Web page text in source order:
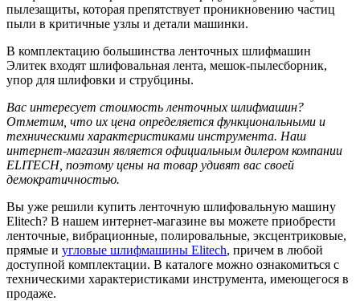
пылезащиты, которая препятствует проникновению частиц
пыли в критичные узлы и детали машинки.
В комплектацию большинства ленточных шлифмашин
Элитек входят шлифовальная лента, мешок-пылесборник,
упор для шлифовки и струбцины.
Вас интересует стоимость ленточных шлифмашин?
Отметим, что их цена определяется функциональными и
техническими характеристиками инструмента. Наш
интернет-магазин является официальным дилером компании
ELITECH, поэтому цены на товар удивят вас своей
демократичностью.
Вы уже решили купить ленточную шлифовальную машину
Elitech? В нашем интернет-магазине вы можете приобрести
ленточные, вибрационные, полировальные, эксцентриковые,
прямые и угловые шлифмашины Elitech, причем в любой
доступной комплектации. В каталоге можно ознакомиться с
техническими характеристиками инструмента, имеющегося в
продаже.